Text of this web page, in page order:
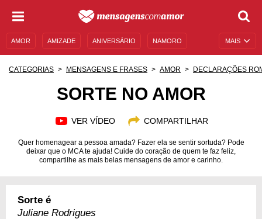
MAIS
AMOR AMIZADE ANIVERSÁRIO NAMORO
CATEGORIAS MENSAGENS E FRASES AMOR DECLARAÇÕES
SORTE NO AMOR
VER VÍDEO COMPARTILHAR
Quer homenagear a pessoa amada? Fazer ela se sentir sortuda? Pode
deixar que o MCA te ajuda! Cuide do coração de quem te faz feliz,
compartilhe as mais belas mensagens de amor e carinho.
Sorte é
Juliane Rodrigues